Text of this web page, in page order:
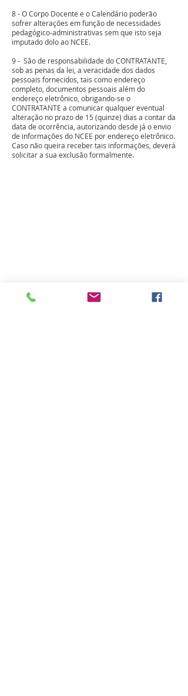
8 - O Corpo Docente e o Calendário poderão
sofrer alterações em função de necessidades
pedagógico-administrativas sem que isto seja
imputado dolo ao NCEE.
9 - São de responsabilidade do CONTRATANTE,
sob as penas da lei, a veracidade dos dados
pessoais fornecidos, tais como endereço
completo, documentos pessoais além do
endereço eletrônico, obrigando-se o
CONTRATANTE a comunicar qualquer eventual
alteração no prazo de 15 (quinze) dias a contar da
data de ocorrência, autorizando desde já o envio
de informações do NCEE por endereço eletrônico.
Caso não queira receber tais informações, deverá
solicitar a sua exclusão formalmente.